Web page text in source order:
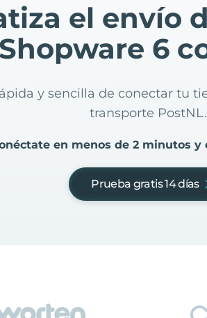
el envío
6
y sencilla de conectar tu
transporte PostNL.
en menos de 2 minutos y
Prueba gratis 14 días